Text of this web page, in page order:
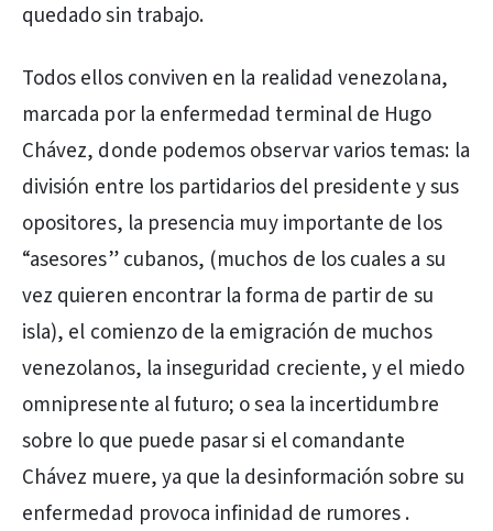
quedado sin trabajo.
Todos ellos conviven en la realidad venezolana,
marcada por la enfermedad terminal de Hugo
Chávez, donde podemos observar varios temas: la
división entre los partidarios del presidente y sus
opositores, la presencia muy importante de los
“asesores” cubanos, (muchos de los cuales a su
vez quieren encontrar la forma de partir de su
isla), el comienzo de la emigración de muchos
venezolanos, la inseguridad creciente, y el miedo
omnipresente al futuro; o sea la incertidumbre
sobre lo que puede pasar si el comandante
Chávez muere, ya que la desinformación sobre su
enfermedad provoca infinidad de rumores .